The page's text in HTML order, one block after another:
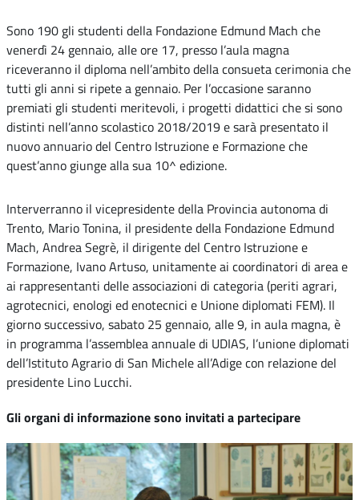
Sono 190 gli studenti della Fondazione Edmund Mach che
venerdì 24 gennaio, alle ore 17, presso l’aula magna
riceveranno il diploma nell’ambito della consueta cerimonia che
tutti gli anni si ripete a gennaio. Per l’occasione saranno
premiati gli studenti meritevoli, i progetti didattici che si sono
distinti nell’anno scolastico 2018/2019 e sarà presentato il
nuovo annuario del Centro Istruzione e Formazione che
quest’anno giunge alla sua 10^ edizione.
Interverranno il vicepresidente della Provincia autonoma di
Trento, Mario Tonina, il presidente della Fondazione Edmund
Mach, Andrea Segrè, il dirigente del Centro Istruzione e
Formazione, Ivano Artuso, unitamente ai coordinatori di area e
ai rappresentanti delle associazioni di categoria (periti agrari,
agrotecnici, enologi ed enotecnici e Unione diplomati FEM). Il
giorno successivo, sabato 25 gennaio, alle 9, in aula magna, è
in programma l’assemblea annuale di UDIAS, l’unione diplomati
dell’Istituto Agrario di San Michele all’Adige con relazione del
presidente Lino Lucchi.
Gli organi di informazione sono invitati a partecipare